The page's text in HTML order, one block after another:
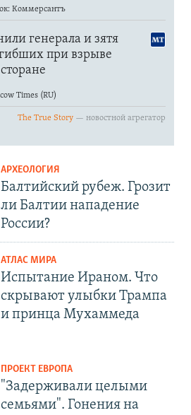
АРХЕОЛОГИЯ
Балтийский рубеж. Грозит
ли Балтии нападение
России?
АТЛАС МИРА
Испытание Ираном. Что
скрывают улыбки Трампа
и принца Мухаммеда
ПРОЕКТ ЕВРОПА
"Задерживали целыми
семьями". Гонения на